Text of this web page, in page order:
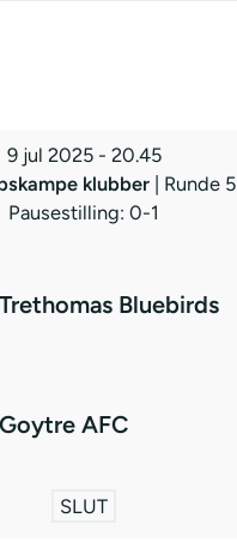
9 jul 2025 - 20.45
klubber
| Runde 5
Pausestilling: 0-1
Trethomas Bluebirds
Goytre AFC
SLUT